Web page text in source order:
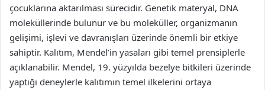
çocuklarına aktarılması sürecidir. Genetik materyal, DNA
moleküllerinde bulunur ve bu moleküller, organizmanın
gelişimi, işlevi ve davranışları üzerinde önemli bir etkiye
sahiptir. Kalıtım, Mendel’in yasaları gibi temel prensiplerle
açıklanabilir. Mendel, 19. yüzyılda bezelye bitkileri üzerinde
yaptığı deneylerle kalıtımın temel ilkelerini ortaya